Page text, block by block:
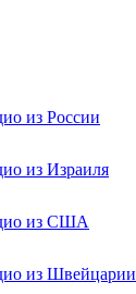
из России
из Израиля
из США
из Швейцарии